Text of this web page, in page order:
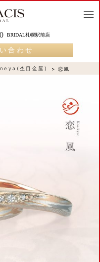
BRIDAL札幌駅前店
合わせ
杢目金屋) 恋風